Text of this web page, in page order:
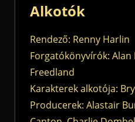
Alkotók
Rendező: Renny Harlin
Forgatókönyvírók: Alan
Freedland
Karakterek alkotója:
Producerek: Alastair